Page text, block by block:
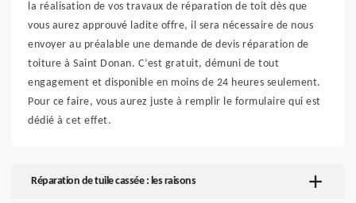
la réalisation de vos travaux de réparation de toit dès que
vous aurez approuvé ladite offre, il sera nécessaire de nous
envoyer au préalable une demande de devis réparation de
toiture à Saint Donan. C’est gratuit, démuni de tout
engagement et disponible en moins de 24 heures seulement.
Pour ce faire, vous aurez juste à remplir le formulaire qui est
dédié à cet effet.
Réparation de tuile cassée : les raisons